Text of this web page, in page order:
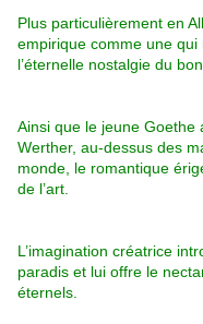
Plus particulièrement en
empirique comme une
l’éternelle nostalgie du
Ainsi que le jeune Goethe
Werther, au-dessus des
monde, le romantique
de l’art.
L’imagination créatrice
paradis et lui offre le
éternels.